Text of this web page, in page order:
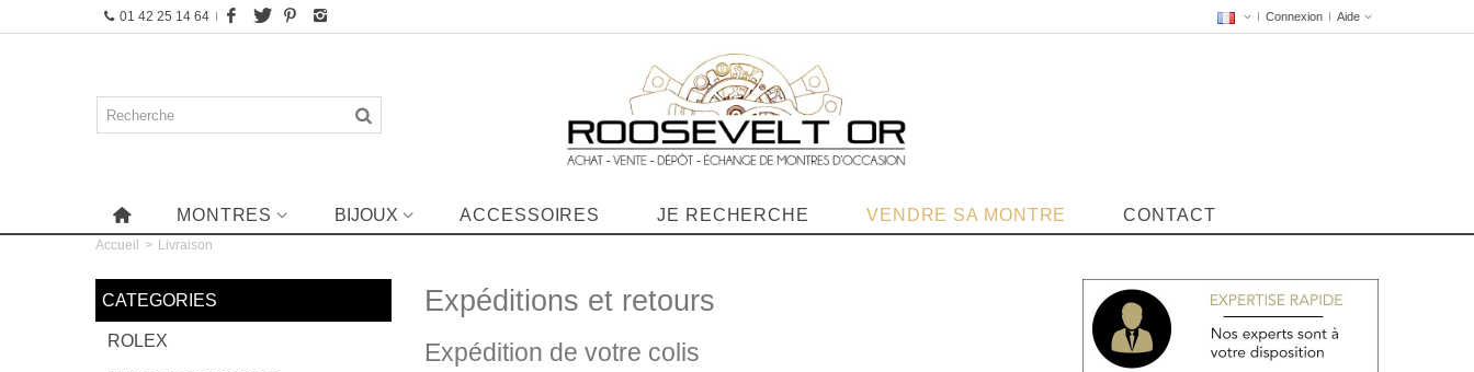
01 42 25 14 64 Aide
Connexion
MONTRES BIJOUX ACCESSOIRES JE RECHERCHE VENDRE SA MONTRE CONTACT
Accueil > Livraison
CATEGORIES
ROLEX
Expéditions et retours
Expédition de votre colis